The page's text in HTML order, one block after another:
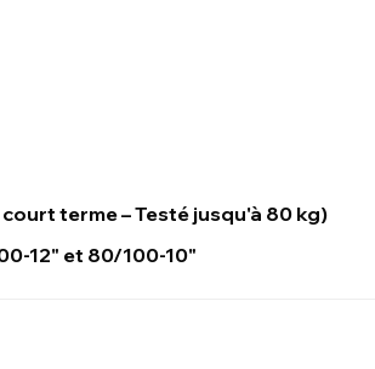
terme – Testé jusqu'à 80 kg)
12" et 80/100-10"